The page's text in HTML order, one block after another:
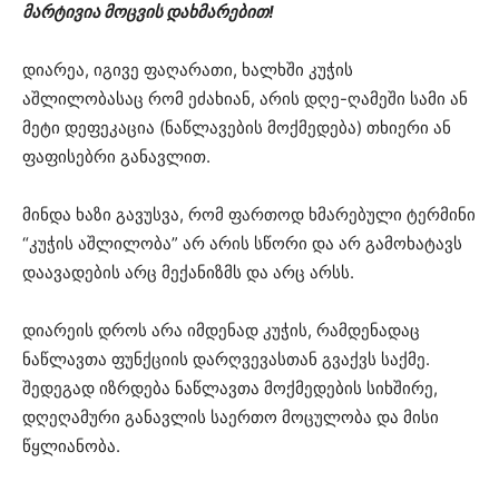
მარტივია მოცვის დახმარებით!
დიარეა, იგივე ფაღარათი, ხალხში კუჭის
აშლილობასაც რომ ეძახიან, არის დღე-ღამეში სამი ან
მეტი დეფეკაცია (ნაწლავების მოქმედება) თხიერი ან
ფაფისებრი განავლით.
მინდა ხაზი გავუსვა, რომ ფართოდ ხმარებული ტერმინი
“კუჭის აშლილობა” არ არის სწორი და არ გამოხატავს
დაავადების არც მექანიზმს და არც არსს.
დიარეის დროს არა იმდენად კუჭის, რამდენადაც
ნაწლავთა ფუნქციის დარღვევასთან გვაქვს საქმე.
შედეგად იზრდება ნაწლავთა მოქმედების სიხშირე,
დღეღამური განავლის საერთო მოცულობა და მისი
წყლიანობა.